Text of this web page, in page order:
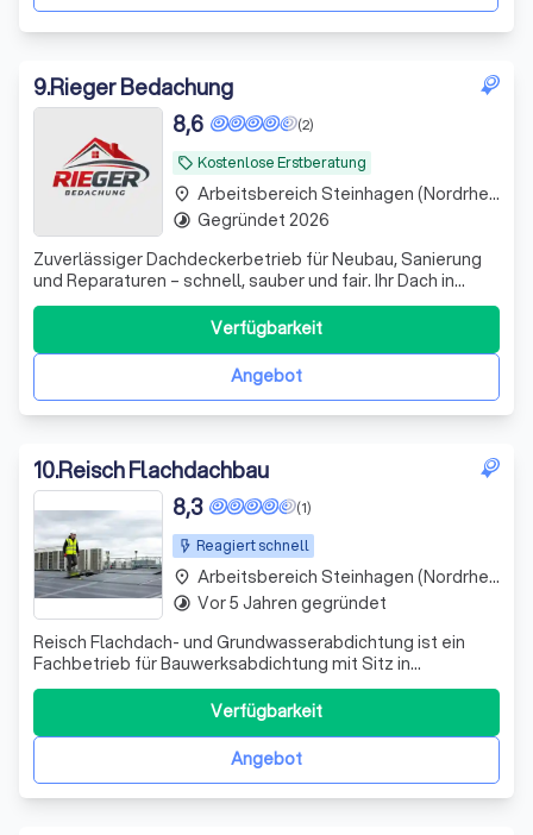
9.Rieger Bedachung
local_offer Kostenlose Erstberatung
(2)
8,6
Zuverlässiger Dachdeckerbetrieb für Neubau, Sanierung
und Reparaturen – schnell, sauber und fair. Ihr Dach in
besten Händen!
Angebot
Verfügbarkeit
place Arbeitsbereich Steinhagen (Nordrhein-Westfalen)
timelapse Gegründet 2026
10.Reisch Flachdachbau
Reagiert schnell
(1)
8,3
Reisch Flachdach- und Grundwasserabdichtung ist ein
Fachbetrieb für Bauwerksabdichtung mit Sitz in
Bremerhaven (Wurster Str. 101). Mit über 10 Jahren
Erfahrung bietet das Unternehmen zuverlässige
Abdichtungslösungen – regional in Bremerhaven und
Angebot
Verfügbarkeit
place Arbeitsbereich Steinhagen (Nordrhein-Westfalen)
timelapse Vor 5 Jahren gegründet